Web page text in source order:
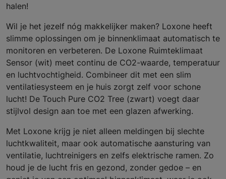
halen!
Wil je het jezelf nóg makkelijker maken? Loxone heeft
slimme oplossingen om je binnenklimaat automatisch te
monitoren en verbeteren. De Loxone Ruimteklimaat
Sensor (wit) meet continu de CO2-waarde, temperatuur
en luchtvochtigheid. Combineer dit met een slim
ventilatiesysteem en je huis zorgt zelf voor schone
lucht! De Touch Pure CO2 Tree (zwart) voegt daar
stijlvol design aan toe met een glazen afwerking.
Met Loxone krijg je niet alleen meldingen bij slechte
luchtkwaliteit, maar ook automatische aansturing van
ventilatie, luchtreinigers en zelfs elektrische ramen. Zo
houd je de lucht fris en gezond, zonder gedoe – en